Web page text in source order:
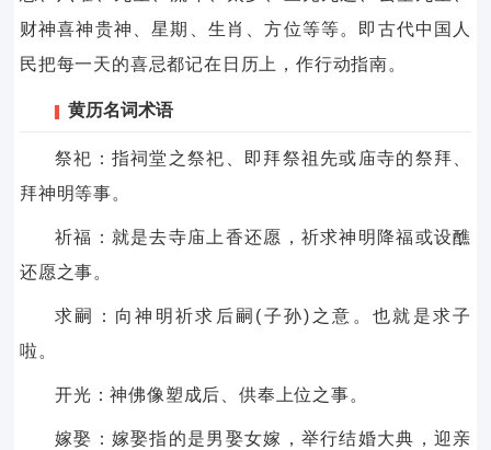
财神喜神贵神、星期、生肖、方位等等。即古代中国人
民把每一天的喜忌都记在日历上，作行动指南。
黄历名词术语
祭祀：指祠堂之祭祀、即拜祭祖先或庙寺的祭拜、
拜神明等事。
祈福：就是去寺庙上香还愿，祈求神明降福或设醮
还愿之事。
求嗣：向神明祈求后嗣(子孙)之意。也就是求子
啦。
开光：神佛像塑成后、供奉上位之事。
嫁娶：嫁娶指的是男娶女嫁，举行结婚大典，迎亲